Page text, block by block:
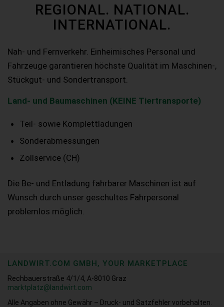
REGIONAL. NATIONAL.
INTERNATIONAL.
Nah- und Fernverkehr. Einheimisches Personal und
Fahrzeuge garantieren höchste Qualität im Maschinen-,
Stückgut- und Sondertransport.
Land- und Baumaschinen (KEINE Tiertransporte)
Teil- sowie Komplettladungen
Sonderabmessungen
Zollservice (CH)
Die Be- und Entladung fahrbarer Maschinen ist auf
Wunsch durch unser geschultes Fahrpersonal
problemlos möglich.
LANDWIRT.COM GMBH, YOUR MARKETPLACE
Rechbauerstraße 4/1/4, A-8010 Graz
marktplatz@landwirt.com
Alle Angaben ohne Gewähr – Druck- und Satzfehler vorbehalten.